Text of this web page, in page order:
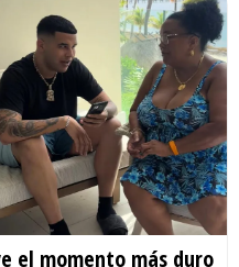
el momento más duro